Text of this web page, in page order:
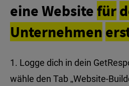
eine Websitefür
Unternehmen
Logge dich in dein
wähle den Tab „Website-